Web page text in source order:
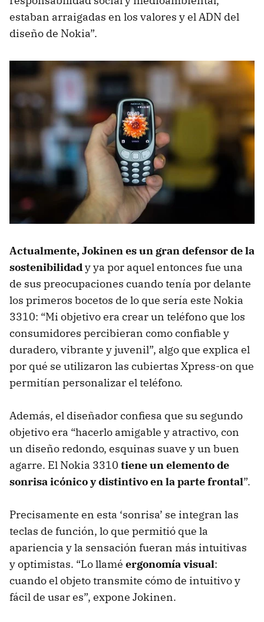
estaban arraigadas en los valores y el ADN del
diseño de Nokia”.
Actualmente, Jokinen es un gran defensor de la
sostenibilidady ya por aquel entonces fue una
de sus preocupaciones cuando tenía por delante
los primeros bocetos de lo que sería este Nokia
3310: “Mi objetivo era crear un teléfono que los
consumidores percibieran como confiable y
duradero, vibrante y juvenil”, algo que explica el
por qué se utilizaron las cubiertas Xpress-on que
permitían personalizar el teléfono.
Además, el diseñador confiesa que su segundo
objetivo era “hacerlo amigable y atractivo, con
un diseño redondo, esquinas suave y un buen
agarre. El Nokia 3310 tiene un elemento de
sonrisa icónico y distintivo en la parte frontal”.
Precisamente en esta ‘sonrisa’ se integran las
teclas de función, lo que permitió que la
apariencia y la sensación fueran más intuitivas
y optimistas. “Lo llamé ergonomía visual:
cuando el objeto transmite cómo de intuitivo y
fácil de usar es”, expone Jokinen.